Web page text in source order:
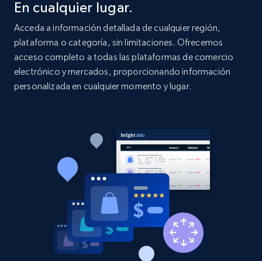
Amazon products global dataset - Collects
products by best sellers category URL
Title, Seller name, Brand, Description, Initial
price, Currency, Availability, Reviews count, and
more.
Amazon products global dataset - Collect
Amazon products by seller URL
Title, Seller name, Brand, Description, Initial
price, Currency, Availability, Reviews count, and
2.1K+ 375+ Comenzar ahora
En cualquier lugar.
Acceda a información detallada de cualquier región,
plataforma o categoría, sin limitaciones. Ofrecemos
acceso completo a todas las plataformas de comercio
electrónico y mercados, proporcionando información
personalizada en cualquier momento y lugar.